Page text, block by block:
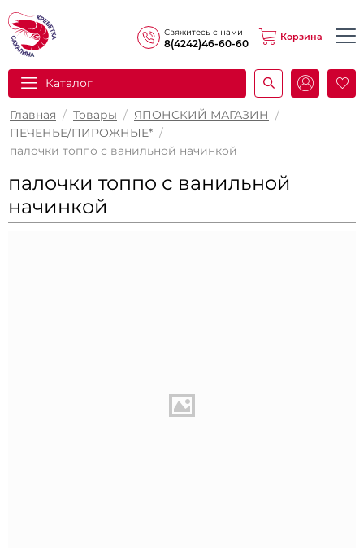
Свяжитесь с нами
8(4242)46-60-60
Корзина
Каталог
Главная / Товары / ЯПОНСКИЙ МАГАЗИН /
ПЕЧЕНЬЕ/ПИРОЖНЫЕ* /
палочки топпо с ванильной начинкой
палочки топпо с ванильной
начинкой